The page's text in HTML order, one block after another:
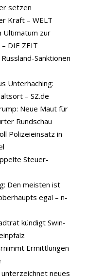
setzen
Kraft – WELT
Ultimatum zur
DIE ZEIT
Sanktionen
Unterhaching:
– SZ.de
Neue Maut für
Rundschau
Polizeieinsatz in
Steuer-
Den meisten ist
egal – n-
kün­digt Swin­
Ermittlungen
neues